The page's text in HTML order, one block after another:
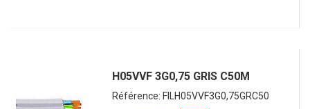
H05VVF 3G0,75 GRIS C50M
Référence: FILH05VVF3G0,75GRC50